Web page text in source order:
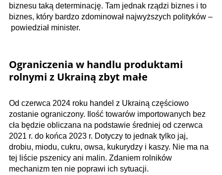
biznesu taką determinację. Tam jednak rządzi biznes i to
biznes, który bardzo zdominował najwyższych polityków –
powiedział minister.
Ograniczenia w handlu produktami
rolnymi z Ukrainą zbyt małe
Od czerwca 2024 roku handel z Ukrainą częściowo
zostanie ograniczony. Ilość towarów importowanych bez
cła będzie obliczana na podstawie średniej od czerwca
2021 r. do końca 2023 r. Dotyczy to jednak tylko jaj,
drobiu, miodu, cukru, owsa, kukurydzy i kaszy. Nie ma na
tej liście pszenicy ani malin. Zdaniem rolników
mechanizm ten nie poprawi ich sytuacji.